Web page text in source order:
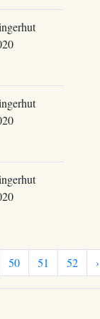
50 51 52 ›